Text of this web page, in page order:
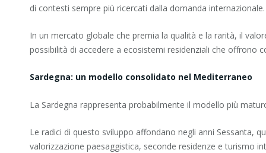
di contesti sempre più ricercati dalla domanda internazionale.
In un mercato globale che premia la qualità e la rarità, il
possibilità di accedere a ecosistemi residenziali che offrono
Sardegna: un modello consolidato nel Mediterraneo
La Sardegna rappresenta probabilmente il modello più
Le radici di questo sviluppo affondano negli anni Sessanta,
valorizzazione paesaggistica, seconde residenze e turismo